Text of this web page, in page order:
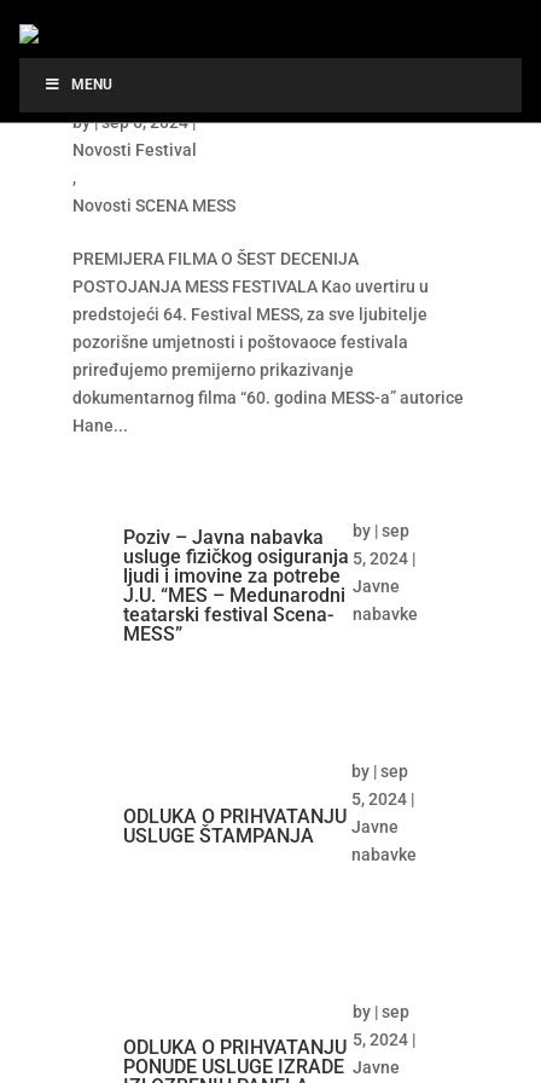
MENU
PREMIJERA FILMA O ŠEST DECENIJA
by|sep 6, 2024|
Novosti Festival
,
Novosti SCENA MESS
PREMIJERA FILMA O ŠEST DECENIJA
POSTOJANJA MESS FESTIVALA Kao uvertiru u
predstojeći 64. Festival MESS, za sve ljubitelje
pozorišne umjetnosti i poštovaoce festivala
priređujemo premijerno prikazivanje
dokumentarnog filma “60. godina MESS-a” autorice
Hane...
Poziv – Javna nabavka
usluge fizičkog osiguranja
ljudi i imovine za potrebe
J.U. “MES – Medunarodni
teatarski festival Scena-
MESS”
by |sep
5, 2024 |
Javne
nabavke
ODLUKA O PRIHVATANJU
USLUGE ŠTAMPANJA
by |sep
5, 2024|
Javne
nabavke
ODLUKA O PRIHVATANJU
PONUDE USLUGE IZRADE
by |sep
5, 2024 |
Javne